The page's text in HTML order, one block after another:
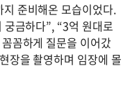
준비해온 모습이었다.
금하다”, “3억 원대로
꼼하게 질문을 이어갔
장을 촬영하며 임장에 몰